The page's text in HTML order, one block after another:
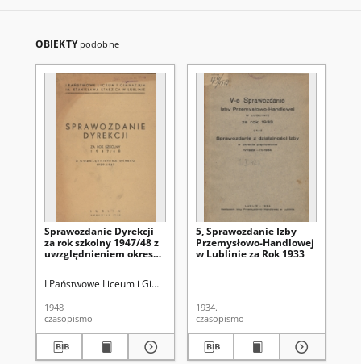
OBIEKTY podobne
Sprawozdanie Dyrekcji
za rok szkolny 1947/48 z
uwzględnieniem okresu
Stanisława Staszica w
I Państwowe Liceum i Gimnazjum im. Stanisława Staszica (Lublin)
1948
czasopismo
5, Sprawozdanie Izby
Przemysłowo-Handlowej
w Lublinie za Rok 1933
1934.
czasopismo